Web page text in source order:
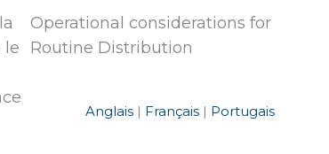
le
Operational considerations for
Routine Distribution
Anglais| Français| Portugais